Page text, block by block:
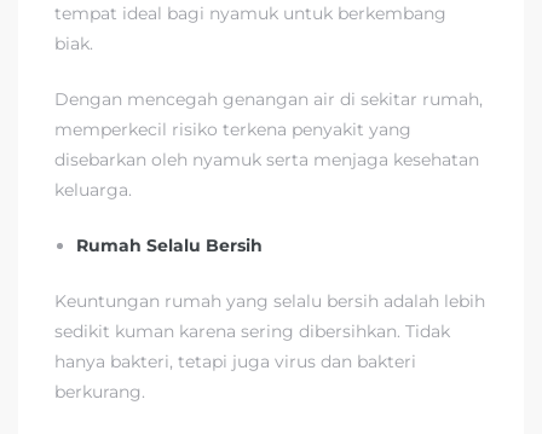
tempat ideal bagi nyamuk untuk berkembang
biak.
Dengan mencegah genangan air di sekitar rumah,
memperkecil risiko terkena penyakit yang
disebarkan oleh nyamuk serta menjaga kesehatan
keluarga.
Rumah Selalu Bersih
Keuntungan rumah yang selalu bersih adalah lebih
sedikit kuman karena sering dibersihkan. Tidak
hanya bakteri, tetapi juga virus dan bakteri
berkurang.